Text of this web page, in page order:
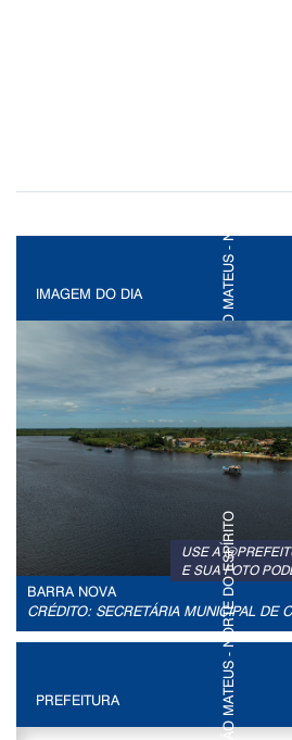
IMAGEM DO DIA
USE A
E SUA FOTO
BARRA NOVA
CRÉDITO: SECRETÁRIA MUNICIPAL DE
PREFEITURA